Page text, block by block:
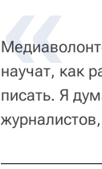
научат, как
писать. Я